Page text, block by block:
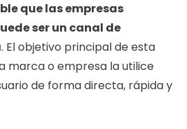
que las empresas
ser un canal de
. El objetivo principal de esta
marca o empresa la utilice
de forma directa, rápida y